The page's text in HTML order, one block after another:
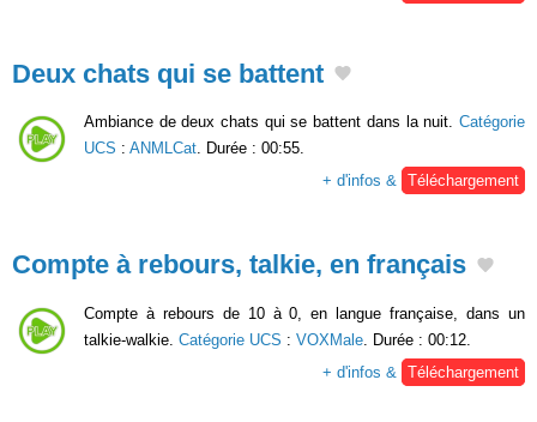
Deux chats qui se battent
Ambiance de deux chats qui se battent dans la nuit. Catégorie
UCS : ANMLCat. Durée : 00:55.
+ d'infos & Téléchargement
Compte à rebours, talkie, en français
Compte à rebours de 10 à 0, en langue française, dans un
talkie-walkie. Catégorie UCS : VOXMale . Durée : 00:12.
+ d'infos &
Téléchargement